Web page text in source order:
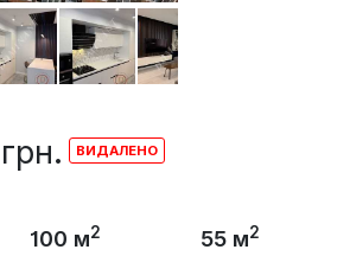
грн.
100 м2 55 м2